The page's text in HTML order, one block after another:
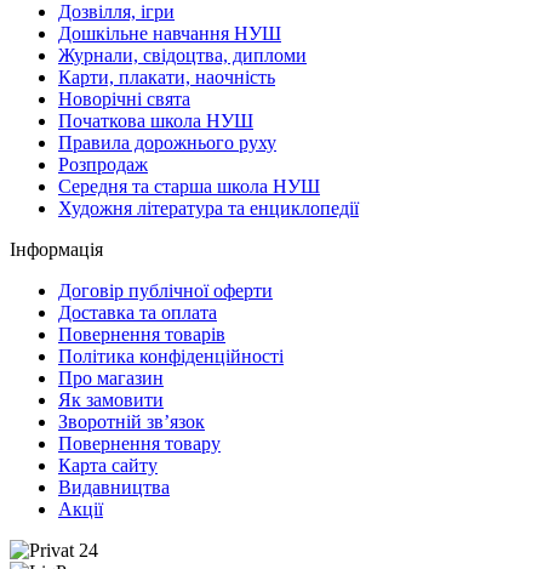
Дозвілля, ігри
Дошкільне навчання НУШ
Журнали, свідоцтва, дипломи
Карти, плакати, наочність
Новорічні свята
Початкова школа НУШ
Правила дорожнього руху
Розпродаж
Середня та старша школа НУШ
Художня література та енциклопедії
Інформація
Договір публічної оферти
Доставка та оплата
Повернення товарів
Політика конфіденційності
Про магазин
Як замовити
Зворотній зв’язок
Повернення товару
Карта сайту
Видавництва
Акції